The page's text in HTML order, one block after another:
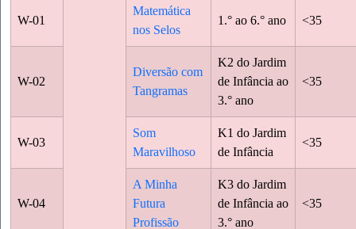
W-01
Matemática
nos Selos
1.° ao 6.° ano <35
W-02
Diversão com
Tangramas
K2 do Jardim
de Infância ao
3.° ano
<35
W-03
Som
Maravilhoso
K1 do Jardim
de Infância
<35
W-04
A Minha
Futura
Profissão
K3 do Jardim
de Infância ao
3.° ano
<35